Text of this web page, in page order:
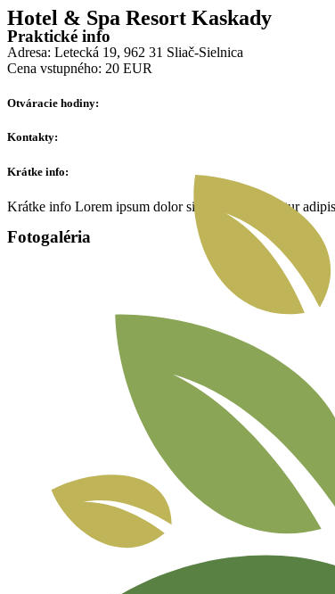
Preskočiť
na
obsah
Hotel & Spa Resort Kaskady
Praktické info
Adresa: Letecká 19, 962 31 Sliač-Sielnica
Cena vstupného: 20 EUR
Otváracie hodiny:
Kontakty:
Krátke info:
Krátke info Lorem ipsum dolor sit amet, consectetur
Fotogaléria